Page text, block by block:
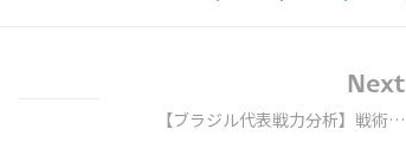
Next
【ブラジル代表戦力分析】戦術＆